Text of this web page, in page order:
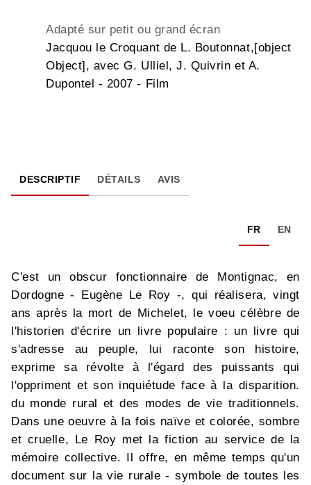
Adapté sur petit ou grand écran
Jacquou le Croquant de L. Boutonnat,[object
Object], avec G. Ulliel, J. Quivrin et A.
Dupontel - 2007 - Film
DESCRIPTIF DÉTAILS AVIS
FR EN
C'est un obscur fonctionnaire de Montignac, en
Dordogne - Eugène Le Roy -, qui réalisera, vingt
ans après la mort de Michelet, le voeu célèbre de
l'historien d'écrire un livre populaire : un livre qui
s'adresse au peuple, lui raconte son histoire,
exprime sa révolte à l'égard des puissants qui
l'oppriment et son inquiétude face à la disparition.
du monde rural et des modes de vie traditionnels.
Dans une oeuvre à la fois naïve et colorée, sombre
et cruelle, Le Roy met la fiction au service de la
mémoire collective. Il offre, en même temps qu'un
document sur la vie rurale - symbole de toutes les